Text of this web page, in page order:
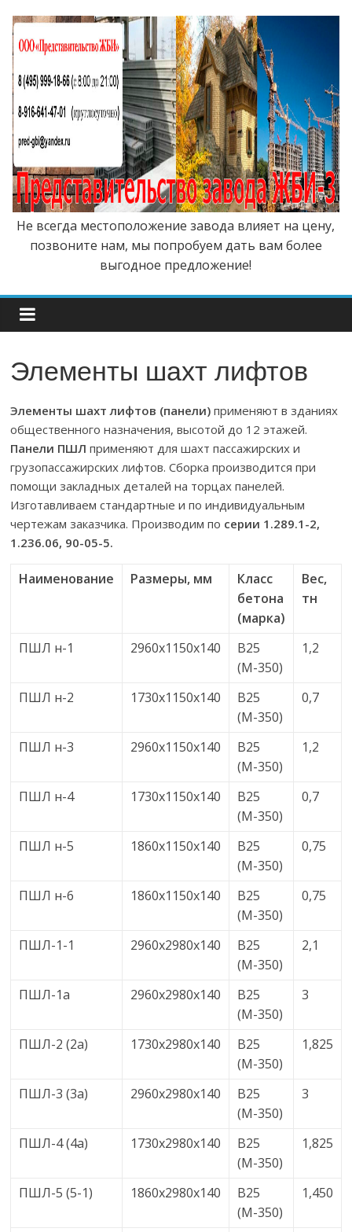
Не всегда местоположение завода влияет на цену,
позвоните нам, мы попробуем дать вам более
выгодное предложение!
Элементы шахт лифтов
Элементы шахт лифтов (панели) применяют в зданиях
общественного назначения, высотой до 12 этажей.
Панели ПШЛ применяют для шахт пассажирских и
грузопассажирских лифтов. Сборка производится при
помощи закладных деталей на торцах панелей.
Изготавливаем стандартные и по индивидуальным
чертежам заказчика. Производим по серии 1.289.1-2,
1.236.06, 90-05-5.
Наименование Размеры, мм
Класс
бетона
(марка)
Вес,
тн
ПШЛ н-1 2960х1150х140
В25
(М-350)
1,2
ПШЛ н-2 1730х1150х140
В25
(М-350)
0,7
ПШЛ н-3 2960х1150х140
В25
(М-350)
1,2
ПШЛ н-4 1730х1150х140
В25
(М-350)
0,7
ПШЛ н-5 1860х1150х140
В25
(М-350)
0,75
ПШЛ н-6 1860х1150х140
В25
(М-350)
0,75
ПШЛ-1-1 2960х2980х140
В25
(М-350)
2,1
ПШЛ-1а 2960х2980х140
В25
(М-350)
3
ПШЛ-2 (2а) 1730х2980х140
В25
(М-350)
1,825
ПШЛ-3 (3а) 2960х2980х140
В25
(М-350)
3
ПШЛ-4 (4а) 1730х2980х140
В25
(М-350)
1,825
ПШЛ-5 (5-1) 1860х2980х140
В25
(М-350)
1,450